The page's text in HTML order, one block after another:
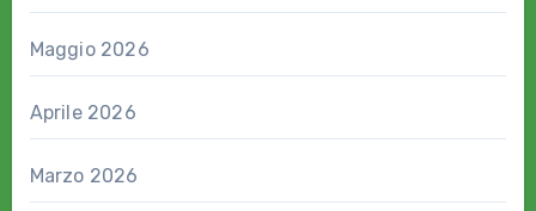
Maggio 2026
Aprile 2026
Marzo 2026